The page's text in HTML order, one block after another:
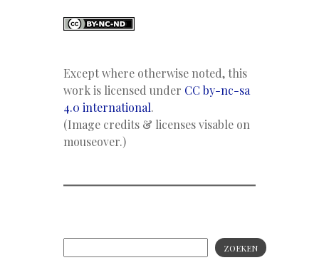
Except where otherwise noted, this
work is licensed under CC by-nc-sa
4.0 international.
(Image credits & licenses visable on
mouseover.)
ZOEKEN